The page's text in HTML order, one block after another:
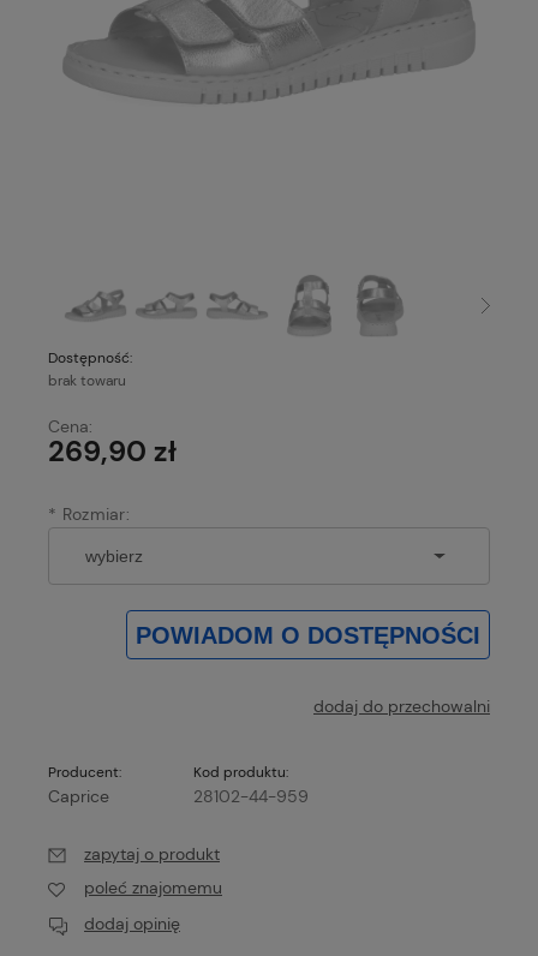
Dostępność:
brak towaru
Cena:
269,90 zł
* Rozmiar:
POWIADOM O DOSTĘPNOŚCI
dodaj do przechowalni
Producent:
Caprice
Kod produktu:
28102-44-959
zapytaj o produkt
poleć znajomemu
dodaj opinię